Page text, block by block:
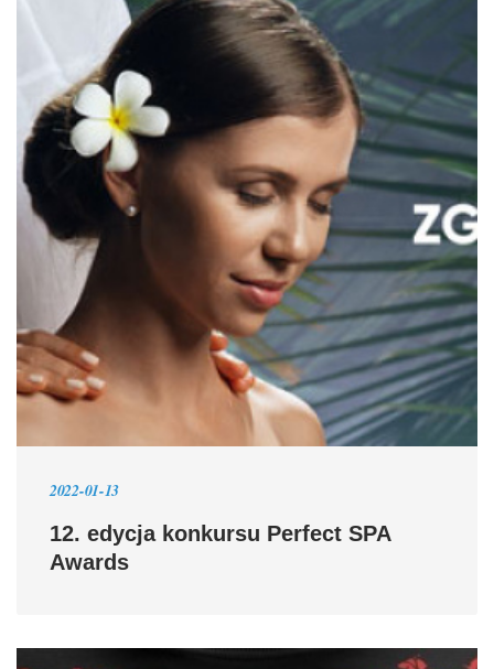
2022-01-13
12. edycja konkursu Perfect SPA
Awards